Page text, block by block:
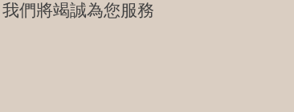
我們將竭誠為您服務